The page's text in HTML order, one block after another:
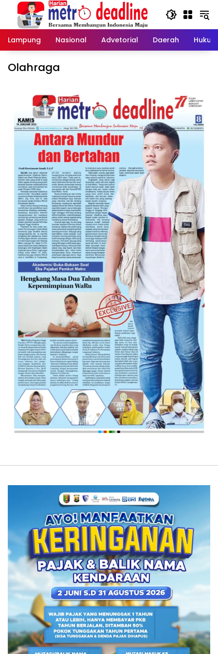
Langsung
konten
Lampung
Nasional Advetorial Daerah Hukum
Olahraga